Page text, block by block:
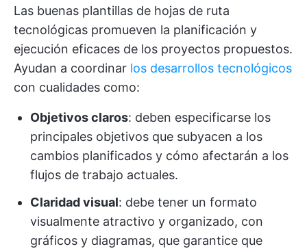
Las buenas plantillas de hojas de ruta
tecnológicas promueven la planificación y
ejecución eficaces de los proyectos propuestos.
Ayudan a coordinar los desarrollos tecnológicos
con cualidades como:
Objetivos claros: deben especificarse los
principales objetivos que subyacen a los
cambios planificados y cómo afectarán a los
flujos de trabajo actuales.
Claridad visual: debe tener un formato
visualmente atractivo y organizado, con
gráficos y diagramas, que garantice que